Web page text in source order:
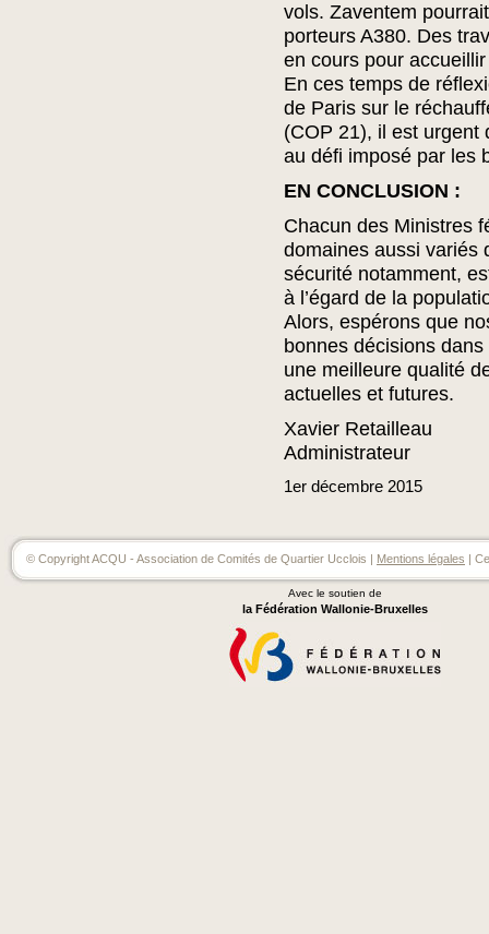
vols. Zaventem
porteurs A380. Des
en cours pour
En ces temps de
de Paris sur le
(COP 21), il est urgent
au défi imposé par les
EN CONCLUSION :
Chacun des Ministres
domaines aussi variés
sécurité notamment,
à l’égard de la
Alors, espérons que
bonnes décisions
une meilleure qualité
actuelles et futures.
Xavier Retailleau
Administrateur
1er décembre 2015
© Copyright ACQU - Association de Comités de Quartier Ucclois | Mentions légales |
Avec le soutien de
la Fédération Wallonie-Bruxelles